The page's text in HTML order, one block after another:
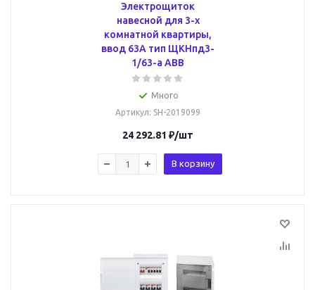
Электрощиток
навесной для 3-х
комнатной квартиры,
ввод 63А тип ЩКНпд3-
1/63-a ABB
Много
Артикул: SH-2019099
24 292.81 ₽/шт
В корзину